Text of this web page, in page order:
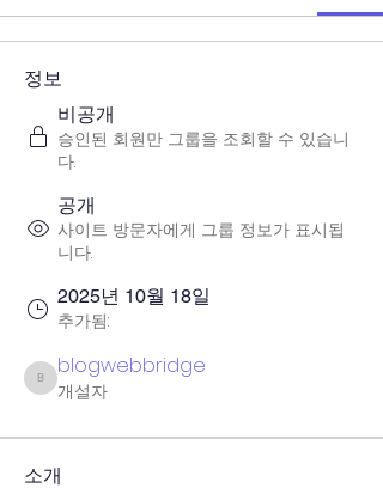
정보
비공개
승인된 회원만 그룹을 조회할 수 있습니
다.
공개
사이트 방문자에게 그룹 정보가 표시됩
니다.
2025년 10월 18일
추가됨:
blogwebbridge
blogwebbridge
개설자
소개